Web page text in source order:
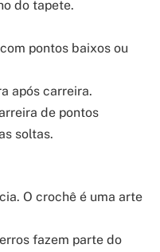
do tapete.
pontos baixos ou
após carreira.
de pontos
soltas.
O crochê é uma arte
fazem parte do